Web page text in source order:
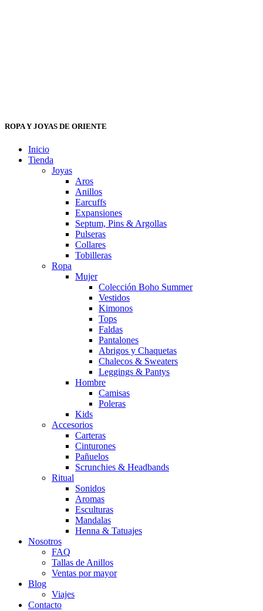
ROPA Y JOYAS DE ORIENTE
Inicio
Tienda
Joyas
Aros
Anillos
Earcuffs
Expansiones
Septum, Pins & Argollas
Pulseras
Collares
Tobilleras
Ropa
Mujer
Colección Boho Summer
Vestidos
Kimonos
Tops
Faldas
Pantalones
Abrigos y Chaquetas
Chalecos & Sweaters
Leggings & Pantys
Hombre
Camisas
Poleras
Kids
Accesorios
Carteras
Cinturones
Pañuelos
Scrunchies & Headbands
Ritual
Sonidos
Aromas
Esculturas
Mandalas
Henna & Tatuajes
Nosotros
FAQ
Tallas de Anillos
Ventas por mayor
Blog
Viajes
Contacto